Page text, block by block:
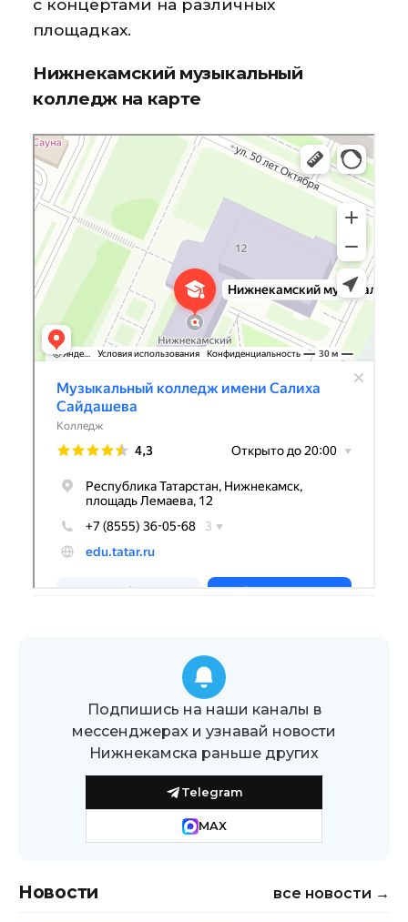
с концертами на различных
площадках.
Нижнекамский музыкальный
колледж на карте
Музыкальный колледж имени Салиха Сайдашева
Колледж в Нижнекамске
Подпишись на наши каналы в
мессенджерах и узнавай новости
Нижнекамска раньше других
Telegram
MAX
Новости все новости →